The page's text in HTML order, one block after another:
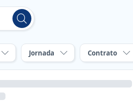
Jornada Contrato